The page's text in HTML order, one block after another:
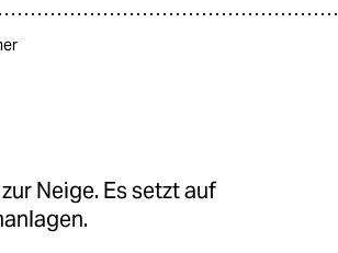
Neige. Es setzt auf